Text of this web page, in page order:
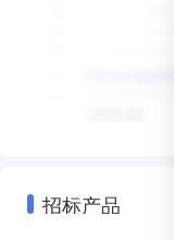
招标产品